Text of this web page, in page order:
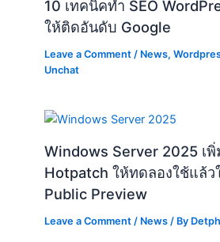
10 เทคนิคทำ SEO
ให้ติดอันดับ Google
Leave a Comment / News,
Unchat
Windows Server 2025 เพิ่
Hotpatch ให้ทดลองใช้แล้ว
Public Preview
Leave a Comment / News / By